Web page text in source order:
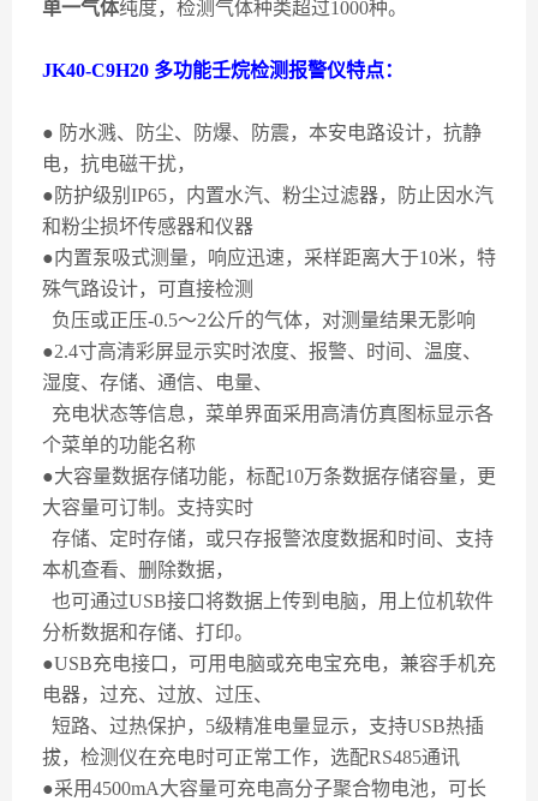
单一气体纯度，检测气体种类超过1000种。
JK40-C9H20 多功能壬烷检测报警仪特点：
● 防水溅、防尘、防爆、防震，本安电路设计，抗静
电，抗电磁干扰，
●防护级别 IP65，内置水汽、粉尘过滤器，防止因水汽
和粉尘损坏传感器和仪器
●内置泵吸式测量，响应迅速，采样距离大于10米，特
殊气路设计，可直接检测
负压或正压-0.5～2公斤的气体，对测量结果无影响
●2.4寸高清彩屏显示实时浓度、报警、时间、温度、
湿度、存储、通信、电量、
充电状态等信息，菜单界面采用高清仿真图标显示各
个菜单的功能名称
●大容量数据存储功能，标配10万条数据存储容量，更
大容量可订制。支持实时
存储、定时存储，或只存报警浓度数据和时间、支持
本机查看、删除数据，
也可通过USB接口将数据上传到电脑，用上位机软件
分析数据和存储、打印。
●USB充电接口，可用电脑或充电宝充电，兼容手机充
电器，过充、过放、过压、
短路、过热保护， 5级精准电量显示，支持USB热插
拔，检测仪在充电时可正常工作，选配RS485通讯
●采用4500mA大容量可充电高分子聚合物电池，可长